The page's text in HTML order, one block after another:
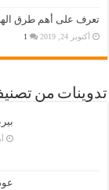
تعرف على أهم طرق
أكتوبر 24, 2019 1
تدوينات من